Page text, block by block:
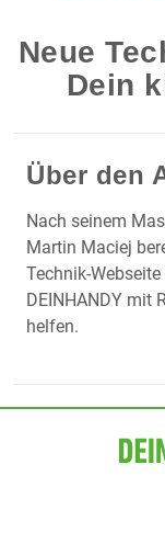
Neue
Dein
Über den
Nach seinem
Martin Maciej
Technik-
DEINHANDY mit
helfen.